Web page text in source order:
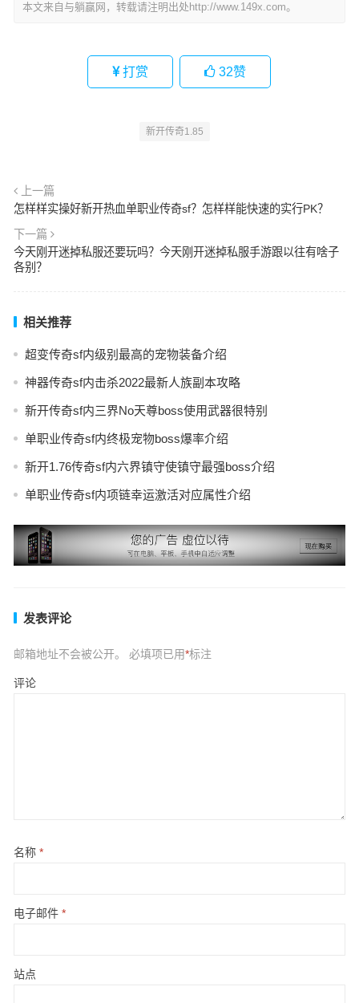
本文来自与躺赢网，转载请注明出处http://www.149x.com。
打赏 32赞
新开传奇1.85
上一篇
怎样样实操好新开热血单职业传奇sf？怎样样能快速的实行PK？
下一篇
今天刚开迷掉私服还要玩吗？今天刚开迷掉私服手游跟以往有啥子
各别？
相关推荐
超变传奇sf内级别最高的宠物装备介绍
神器传奇sf内击杀2022最新人族副本攻略
新开传奇sf内三界No天尊boss使用武器很特别
单职业传奇sf内终极宠物boss爆率介绍
新开1.76传奇sf内六界镇守使镇守最强boss介绍
单职业传奇sf内项链幸运激活对应属性介绍
发表评论
邮箱地址不会被公开。 必填项已用*标注
评论
名称 *
电子邮件 *
站点